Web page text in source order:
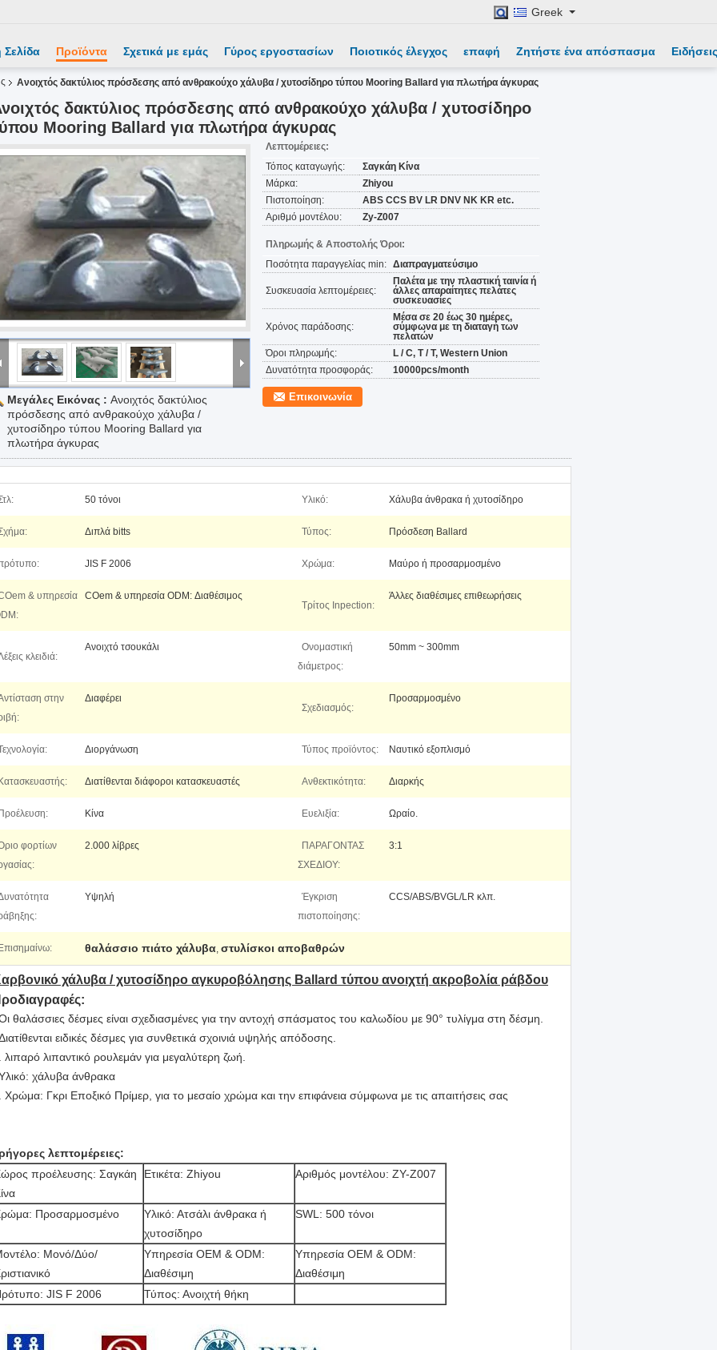
Greek
Σελίδα Προϊόντα Σχετικά με εμάς Γύρος εργοστασίων Ποιοτικός έλεγχος επαφή Ζητήστε ένα απόσπασμα
Ανοιχτός δακτύλιος πρόσδεσης από ανθρακούχο χάλυβα / χυτοσίδηρο τύπου Mooring Ballard για πλωτήρα άγκυρας
δακτύλιος πρόσδεσης από ανθρακούχο χάλυβα / χυτοσίδηρο
Mooring Ballard για πλωτήρα άγκυρας
Μεγάλες Εικόνας : Ανοιχτός δακτύλιος
πρόσδεσης από ανθρακούχο χάλυβα /
χυτοσίδηρο τύπου Mooring Ballard για
πλωτήρα άγκυρας
Λεπτομέρειες:
Τόπος καταγωγής:
Σαγκάη Κίνα
Μάρκα:
Zhiyou
Πιστοποίηση:
ABS CCS BV LR DNV NK KR etc.
Αριθμό μοντέλου:
Zy-Z007
Πληρωμής & Αποστολής Όροι:
Ποσότητα παραγγελίας min: Διαπραγματεύσιμο
Συσκευασία λεπτομέρειες:
Παλέτα με την πλαστική ταινία ή
άλλες απαραίτητες πελάτες
συσκευασίες
Χρόνος παράδοσης:
Μέσα σε 20 έως 30 ημέρες,
σύμφωνα με τη διαταγή των
πελατών
Όροι πληρωμής:
L / C, T / T, Western Union
Δυνατότητα προσφοράς:
10000pcs/month
Επικοινωνία
50 τόνοι Υλικό: Χάλυβα άνθρακα ή χυτοσίδηρο
Διπλά bitts Τύπος: Πρόσδεση Ballard
JIS F 2006 Χρώμα: Μαύρο ή προσαρμοσμένο
& υπηρεσία
COem & υπηρεσία ODM: Διαθέσιμος
Τρίτος Inpection:
Άλλες διαθέσιμες επιθεωρήσεις
κλειδιά:
Ανοιχτό τσουκάλι
Ονομαστική
διάμετρος:
50mm ~ 300mm
στην
Διαφέρει
Σχεδιασμός:
Προσαρμοσμένο
Διοργάνωση Τύπος προϊόντος: Ναυτικό εξοπλισμό
Διατίθενται διάφοροι κατασκευαστές Ανθεκτικότητα: Διαρκής
Κίνα Ευελιξία: Ωραίο.
φορτίων
2.000 λίβρες
ΠΑΡΑΓΟΝΤΑΣ
ΣΧΕΔΙΟΥ:
3:1
Υψηλή
Έγκριση
πιστοποίησης:
CCS/ABS/BVGL/LR κλπ.
θαλάσσιο πιάτο χάλυβα, στυλίσκοι αποβαθρών
χάλυβα / χυτοσίδηρο αγκυροβόλησης Ballard τύπου ανοιχτή ακροβολία ράβδου
θαλάσσιες δέσμες είναι σχεδιασμένες για την αντοχή σπάσματος του καλωδίου με 90° τυλίγμα στη δέσμη.
ειδικές δέσμες για συνθετικά σχοινιά υψηλής απόδοσης.
λιπαρό λιπαντικό ρουλεμάν για μεγαλύτερη ζωή.
χάλυβα άνθρακα
Χρώμα: Γκρι Εποξικό Πρίμερ, για το μεσαίο χρώμα και την επιφάνεια σύμφωνα με τις απαιτήσεις σας
λεπτομέρειες:
προέλευσης: Σαγκάη
Ετικέτα: Zhiyou Αριθμός μοντέλου: ZY-Z007
Προσαρμοσμένο
Υλικό: Ατσάλι άνθρακα ή
χυτοσίδηρο
SWL: 500 τόνοι
Μονό/Δύο/
Υπηρεσία OEM & ODM:
Διαθέσιμη
Υπηρεσία OEM & ODM:
Διαθέσιμη
JIS F 2006
Τύπος: Ανοιχτή θήκη